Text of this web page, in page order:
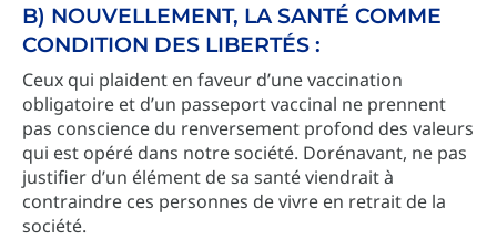
B) NOUVELLEMENT, LA SANTÉ COMME
CONDITION DES LIBERTÉS :
Ceux qui plaident en faveur d’une vaccination
obligatoire et d’un passeport vaccinal ne prennent
pas conscience du renversement profond des valeurs
qui est opéré dans notre société. Dorénavant, ne pas
justifier d’un élément de sa santé viendrait à
contraindre ces personnes de vivre en retrait de la
société.